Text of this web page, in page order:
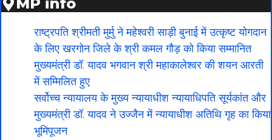
राष्ट्रपति श्रीमती मुर्मु ने महेश्वरी साड़ी बुनाई में उत्कृष्ट योगदान
के लिए खरगोन जिले के श्री कमल गौड़ को किया सम्मानित
मुख्यमंत्री डॉ. यादव भगवान श्री महाकालेश्‍वर की शयन आरती
में सम्मिलित हुए
सर्वोच्च न्यायालय के मुख्‍य न्‍यायाधीश न्यायाधिपति सूर्यकांत और
मुख्यमंत्री डॉ. यादव ने उज्जैन में न्यायाधीश अतिथि गृह का किया
भूमिपूजन